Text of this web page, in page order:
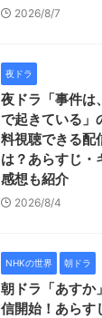
2026/8/7
夜ドラ
夜ドラ「事件は
で起きている」
料視聴できる配
は？あらすじ・
感想も紹介
2026/8/4
NHKの世界 朝ドラ
朝ドラ「あすか
信開始！あらす